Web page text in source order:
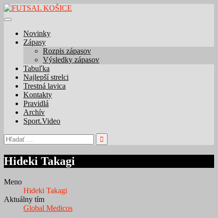
Skip
to
Novinky
Zápasy
Rozpis zápasov
Výsledky zápasov
Tabuľka
Najlepší strelci
Trestná lavica
Kontakty
Pravidlá
Archív
Sport.Video
Hľadať:
Hideki Takagi
Meno
Hideki Takagi
Aktuálny tím
Global Medicos